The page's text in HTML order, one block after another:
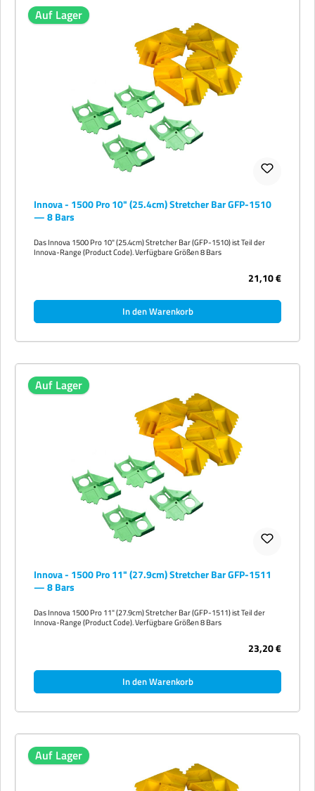
Auf Lager
Innova - 1500 Pro 10" (25.4cm) Stretcher Bar GFP-1510
— 8 Bars
Das Innova 1500 Pro 10" (25.4cm) Stretcher Bar (GFP-1510) ist Teil der
Innova-Range (Product Code). Verfügbare Größen 8 Bars
21,10 €
In den Warenkorb
Auf Lager
Innova - 1500 Pro 11" (27.9cm) Stretcher Bar GFP-1511
— 8 Bars
Das Innova 1500 Pro 11" (27.9cm) Stretcher Bar (GFP-1511) ist Teil der
Innova-Range (Product Code). Verfügbare Größen 8 Bars
23,20 €
In den Warenkorb
Auf Lager